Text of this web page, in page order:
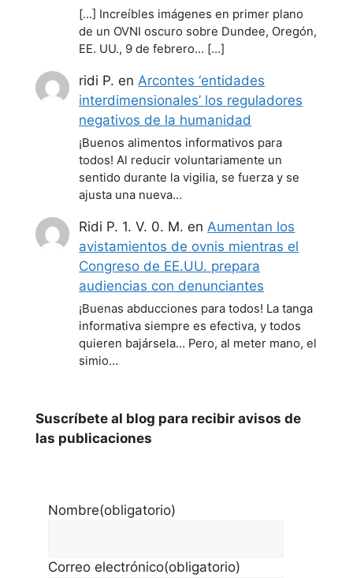
[…] Increíbles imágenes en primer plano
de un OVNI oscuro sobre Dundee, Oregón,
EE. UU., 9 de febrero… […]
ridi P. en Arcontes ‘entidades
interdimensionales’ los reguladores
negativos de la humanidad
¡Buenos alimentos informativos para
todos! Al reducir voluntariamente un
sentido durante la vigilia, se fuerza y se
ajusta una nueva…
Ridi P. 1. V. 0. M. enAumentan los
avistamientos de ovnis mientras el
Congreso de EE.UU. prepara
audiencias con denunciantes
¡Buenas abducciones para todos! La tanga
informativa siempre es efectiva, y todos
quieren bajársela... Pero, al meter mano, el
simio…
Suscríbete al blog para recibir avisos de
las publicaciones
Nombre(obligatorio)
Correo electrónico(obligatorio)